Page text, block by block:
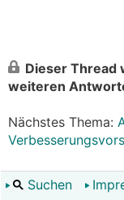
Dieser Thread
weiteren
Nächstes Thema:
Suchen